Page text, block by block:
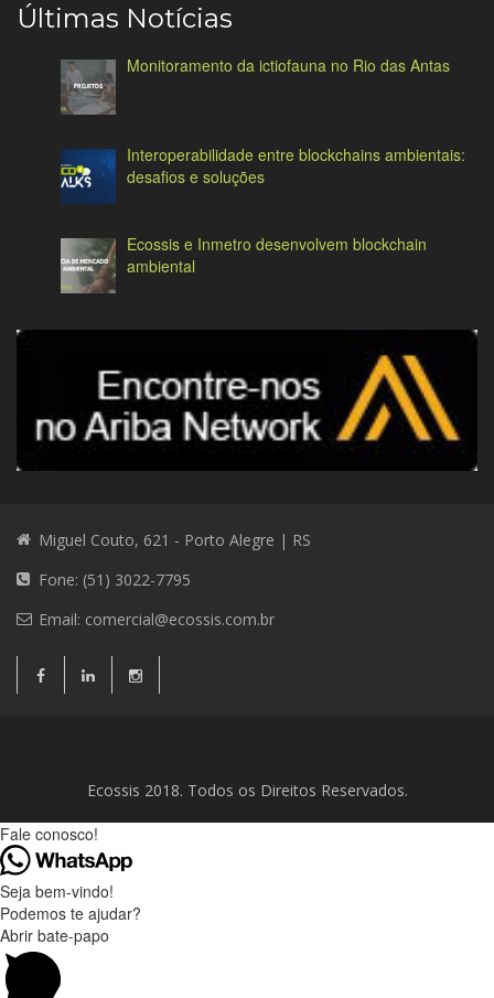
Últimas Notícias
Monitoramento da ictiofauna no Rio das Antas
Interoperabilidade entre blockchains ambientais:
desafios e soluções
Ecossis e Inmetro desenvolvem blockchain
ambiental
Miguel Couto, 621 - Porto Alegre | RS
Fone: (51) 3022-7795
Email: comercial@ecossis.com.br
Ecossis 2018. Todos os Direitos Reservados.
Fale conosco!
Seja bem-vindo!
Podemos te ajudar?
Abrir bate-papo